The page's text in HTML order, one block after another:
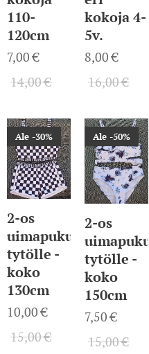
110-
120cm
7,00€
14,00€
kokoja 4-
5v.
8,00€
16,00€
2-os
uimapuku
tytölle -
koko
130cm
Ale -30%
10,00€
15,00€
2-os
uimapuku
tytölle -
koko
150cm
Ale -50%
7,50€
15,00€